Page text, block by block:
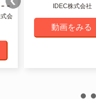
会
IDEC株式会社
動画をみる